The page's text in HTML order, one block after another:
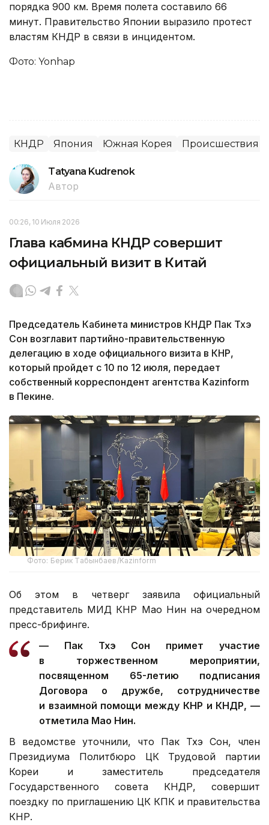
порядка 900 км. Время полета составило 66
минут. Правительство Японии выразило протест
властям КНДР в связи в инцидентом.
Фото: Yonhap
КНДР Япония Южная Корея Происшествия
Tatyana Kudrenok
Автор
00:26, 10 Июля 2026
Глава кабмина КНДР совершит
официальный визит в Китай
Председатель Кабинета министров КНДР Пак Тхэ
Сон возглавит партийно-правительственную
делегацию в ходе официального визита в КНР,
который пройдет с 10 по 12 июля, передает
собственный корреспондент агентства Kazinform
в Пекине.
Фото: Берик Табынбаев/Kazinform
Об этом в четверг заявила официальный
представитель МИД КНР Мао Нин на очередном
пресс-брифинге.
— Пак Тхэ Сон примет участие
в торжественном мероприятии,
посвященном 65-летию подписания
Договора о дружбе, сотрудничестве
и взаимной помощи между КНР и КНДР, —
отметила Мао Нин.
В ведомстве уточнили, что Пак Тхэ Сон, член
Президиума Политбюро ЦК Трудовой партии
Кореи и заместитель председателя
Государственного совета КНДР, совершит
поездку по приглашению ЦК КПК и правительства
КНР.